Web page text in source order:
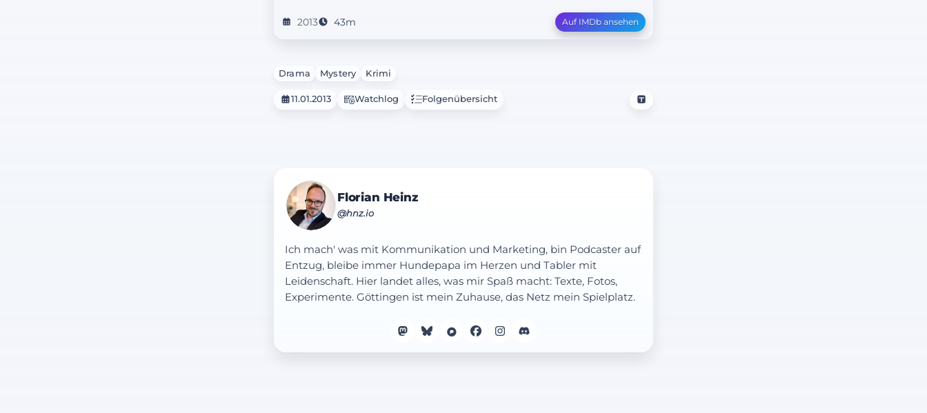
2013 43m Auf IMDb ansehen
Drama Mystery Krimi
11.01.2013 Watchlog Folgenübersicht
Florian Heinz
@hnz.io
Ich mach' was mit Kommunikation und Marketing, bin Podcaster auf
Entzug, bleibe immer Hundepapa im Herzen und Tabler mit
Leidenschaft. Hier landet alles, was mir Spaß macht: Texte, Fotos,
Experimente. Göttingen ist mein Zuhause, das Netz mein Spielplatz.